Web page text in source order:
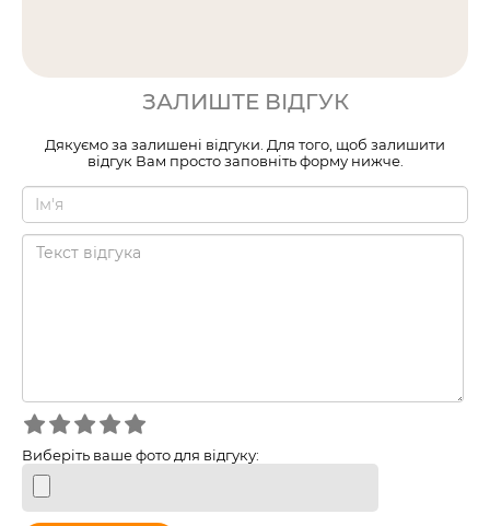
ЗАЛИШТЕ ВІДГУК
Дякуємо за залишені відгуки. Для того, щоб залишити
відгук Вам просто заповніть форму нижче.
Виберіть ваше фото для відгуку: